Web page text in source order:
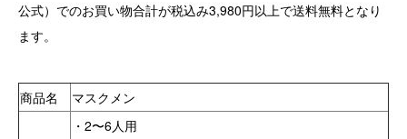
公式）でのお買い物合計が税込み3,980円以上で送料無料となり
ます。
商品名
マスクメン
・2〜6人用